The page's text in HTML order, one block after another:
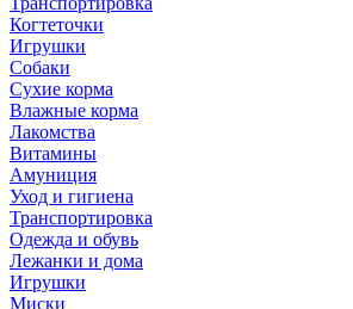
Когтеточки
Игрушки
Собаки
Сухие корма
Влажные корма
Лакомства
Витамины
Амуниция
Уход и гигиена
Транспортировка
Одежда и обувь
Лежанки и дома
Игрушки
Миски